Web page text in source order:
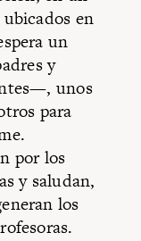
en
un
y
unos
para
por los
y saludan,
los